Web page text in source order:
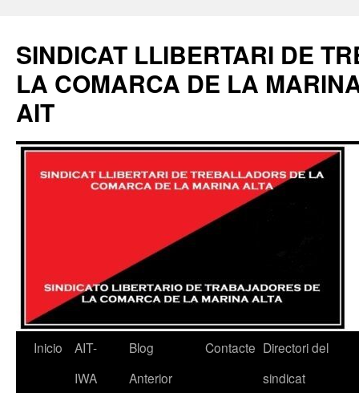
contenido
SINDICAT LLIBERTARI DE
LA COMARCA DE LA
AIT
Inicio
AIT-
IWA
Blog
Anterior
Contacte Directori del
sindicat